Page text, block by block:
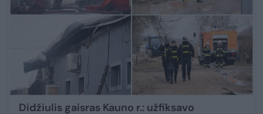
Didžiulis gaisras Kauno r.: užfiksavo